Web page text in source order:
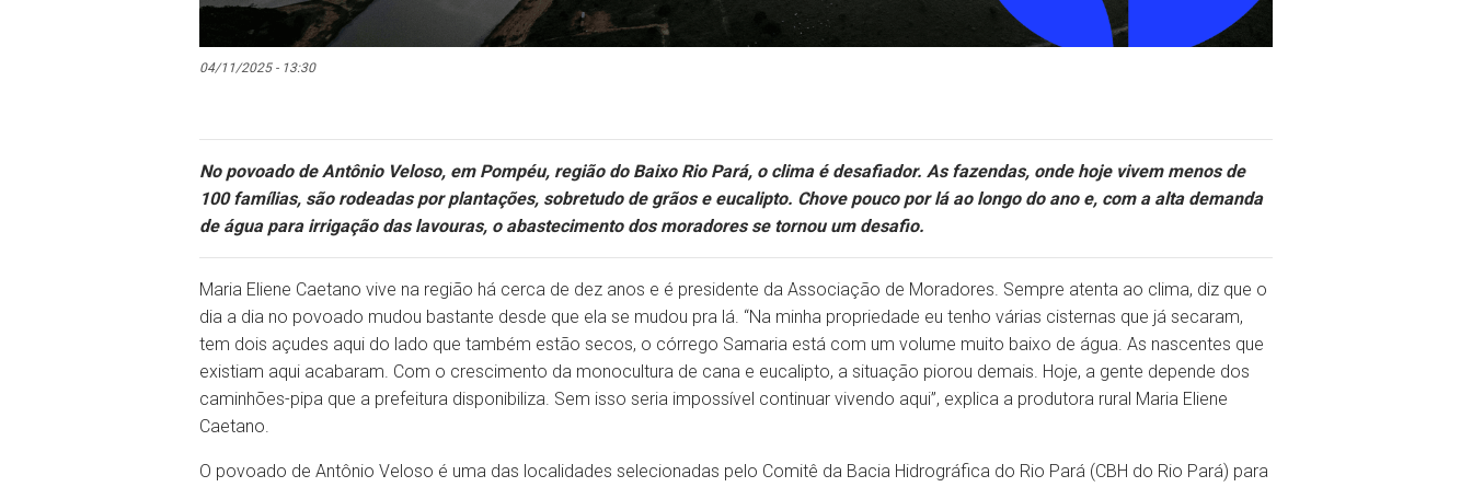
04/11/2025 - 13:30
No povoado de Antônio Veloso, em Pompéu, região do Baixo Rio Pará, o clima é desafiador. As fazendas, onde hoje vivem menos de
100 famílias, são rodeadas por plantações, sobretudo de grãos e eucalipto. Chove pouco por lá ao longo do ano e, com a alta demanda
de água para irrigação das lavouras, o abastecimento dos moradores se tornou um desafio.
Maria Eliene Caetano vive na região há cerca de dez anos e é presidente da Associação de Moradores. Sempre atenta ao clima, diz que o
dia a dia no povoado mudou bastante desde que ela se mudou pra lá. “Na minha propriedade eu tenho várias cisternas que já secaram,
tem dois açudes aqui do lado que também estão secos, o córrego Samaria está com um volume muito baixo de água. As nascentes que
existiam aqui acabaram. Com o crescimento da monocultura de cana e eucalipto, a situação piorou demais. Hoje, a gente depende dos
caminhões-pipa que a prefeitura disponibiliza. Sem isso seria impossível continuar vivendo aqui”, explica a produtora rural Maria Eliene
Caetano.
O povoado de Antônio Veloso é uma das localidades selecionadas pelo Comitê da Bacia Hidrográfica do Rio Pará (CBH do Rio Pará) para